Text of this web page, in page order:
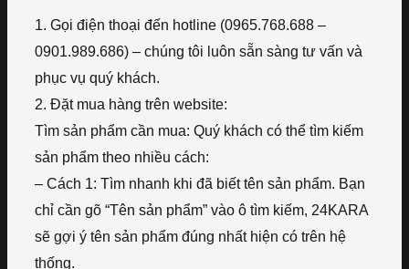
1. Gọi điện thoại đến hotline (0965.768.688 –
0901.989.686) – chúng tôi luôn sẵn sàng tư vấn và
phục vụ quý khách.
2. Đặt mua hàng trên website:
Tìm sản phẩm cần mua: Quý khách có thể tìm kiếm
sản phẩm theo nhiều cách:
– Cách 1: Tìm nhanh khi đã biết tên sản phẩm. Bạn
chỉ cần gõ “Tên sản phẩm” vào ô tìm kiếm, 24KARA
sẽ gợi ý tên sản phẩm đúng nhất hiện có trên hệ
thống.